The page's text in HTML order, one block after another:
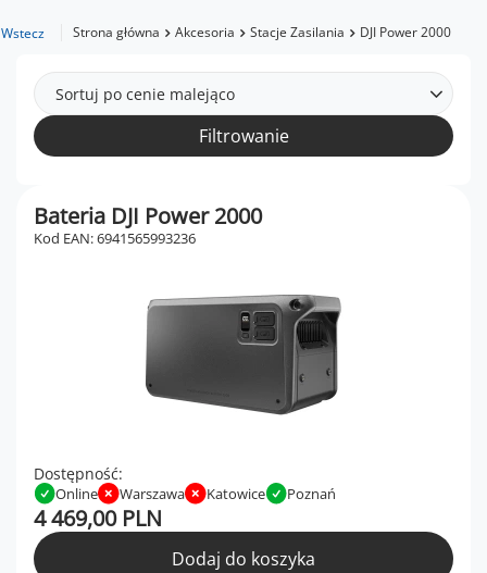
Wstecz Strona główna Akcesoria Stacje Zasilania DJI Power 2000
Sortuj po cenie malejąco
Filtrowanie
Bateria DJI Power 2000
Kod EAN: 6941565993236
Dostępność:
Online Warszawa Katowice Poznań
4 469,00 PLN
Dodaj do koszyka